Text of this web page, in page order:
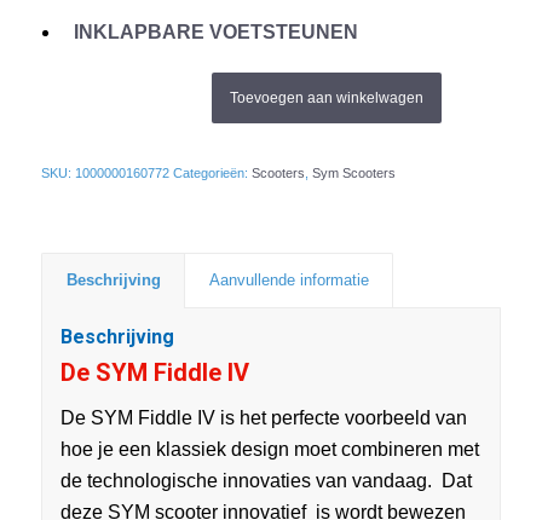
INKLAPBARE VOETSTEUNEN
Toevoegen aan winkelwagen
SKU: 1000000160772 Categorieën: Scooters Sym Scooters
Beschrijving Aanvullende informatie
Beschrijving
De SYM Fiddle IV
De SYM Fiddle IV is het perfecte voorbeeld van
hoe je een klassiek design moet combineren met
de technologische innovaties van vandaag. Dat
deze SYM scooter innovatief is wordt bewezen